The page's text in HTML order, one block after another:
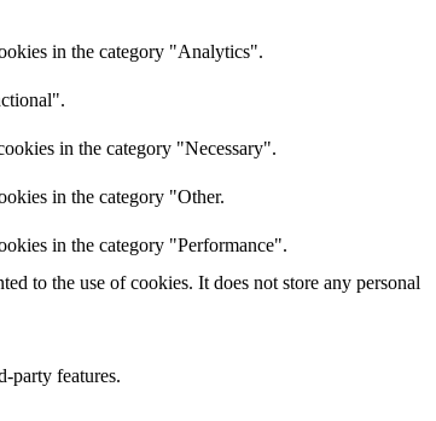
in the category "Analytics".
in the category "Necessary".
in the category "Other.
in the category "Performance".
to the use of cookies. It does not store any personal
party features.